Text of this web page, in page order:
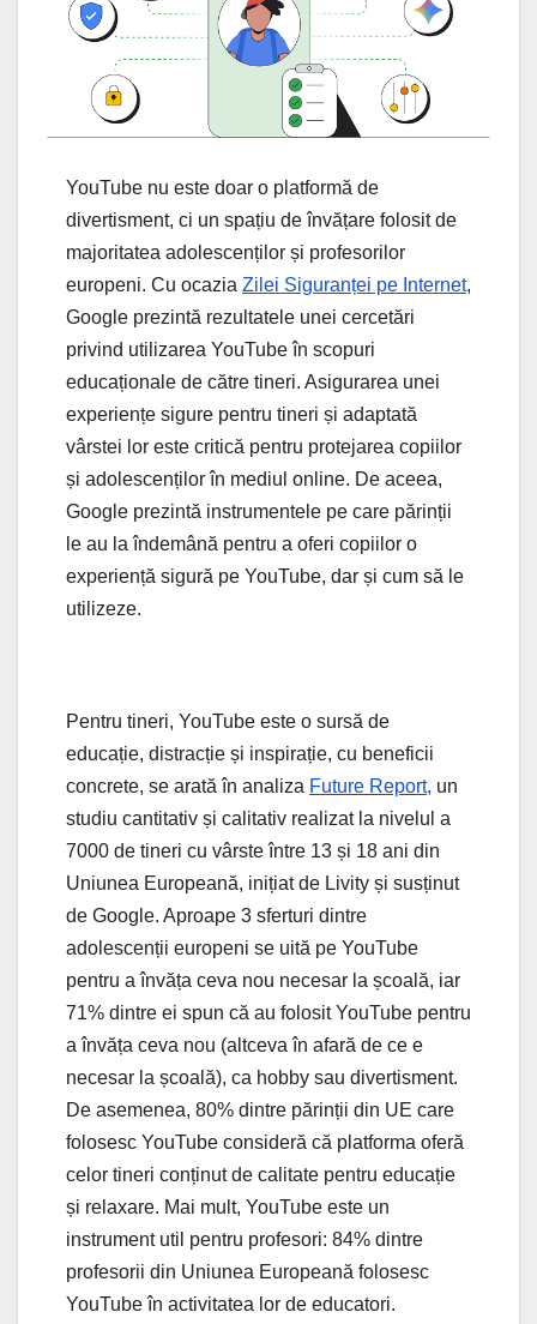
YouTube nu este doar o platformă de
divertisment, ci un spațiu de învățare folosit de
majoritatea adolescenților și profesorilor
europeni. Cu ocazia Zilei Siguranței pe Internet,
Google prezintă rezultatele unei cercetări
privind utilizarea YouTube în scopuri
educaționale de către tineri. Asigurarea unei
experiențe sigure pentru tineri și adaptată
vârstei lor este critică pentru protejarea copiilor
și adolescenților în mediul online. De aceea,
Google prezintă instrumentele pe care părinții
le au la îndemână pentru a oferi copiilor o
experiență sigură pe YouTube, dar și cum să le
utilizeze.
Pentru tineri, YouTube este o sursă de
educație, distracție și inspirație, cu beneficii
concrete, se arată în analiza Future Report, un
studiu cantitativ și calitativ realizat la nivelul a
7000 de tineri cu vârste între 13 și 18 ani din
Uniunea Europeană, inițiat de Livity și susținut
de Google. Aproape 3 sferturi dintre
adolescenții europeni se uită pe YouTube
pentru a învăța ceva nou necesar la școală, iar
71% dintre ei spun că au folosit YouTube pentru
a învăța ceva nou (altceva în afară de ce e
necesar la școală), ca hobby sau divertisment.
De asemenea, 80% dintre părinții din UE care
folosesc YouTube consideră că platforma oferă
celor tineri conținut de calitate pentru educație
și relaxare. Mai mult, YouTube este un
instrument util pentru profesori: 84% dintre
profesorii din Uniunea Europeană folosesc
YouTube în activitatea lor de educatori.